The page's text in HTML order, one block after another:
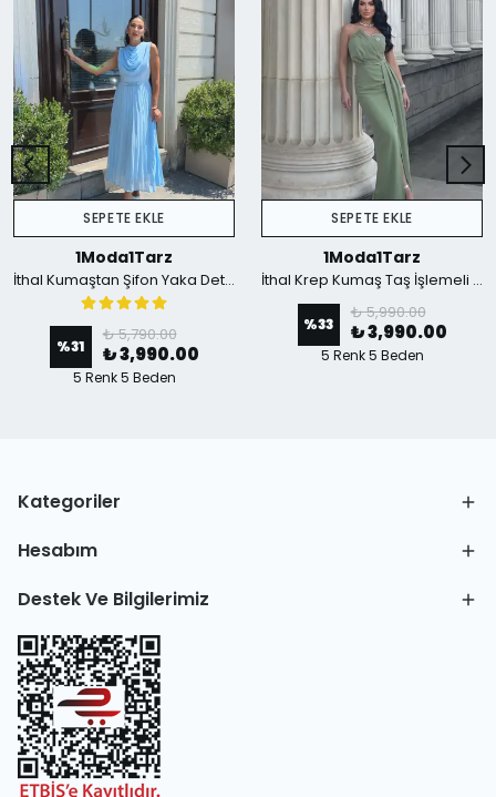
SEPETE EKLE
1Moda1Tarz
İthal Kumaştan Şifon Yaka Detaylı Piliseli Kemerli Astarlı Özel Tasarım Elbise - mavi
%31
₺ 5,790.00
₺ 3,990.00
5 Renk 5 Beden
SEPETE EKLE
1Moda1Tarz
İthal Krep Kumaş Taş İşlemeli Askılı Astarlı Özel Tasarım Yırtmaçlı Maxi Elbise - Yeşil
%33
₺ 5,990.00
₺ 3,990.00
5 Renk 5 Beden
Kategoriler
Hesabım
Destek Ve Bilgilerimiz